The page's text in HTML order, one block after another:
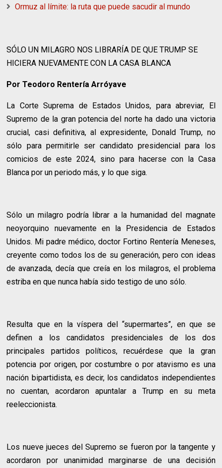
Ormuz al límite: la ruta que puede sacudir al mundo
SÓLO UN MILAGRO NOS LIBRARÍA DE QUE TRUMP SE
HICIERA NUEVAMENTE CON LA CASA BLANCA
Por Teodoro Rentería Arróyave
La Corte Suprema de Estados Unidos, para abreviar, El
Supremo de la gran potencia del norte ha dado una victoria
crucial, casi definitiva, al expresidente, Donald Trump, no
sólo para permitirle ser candidato presidencial para los
comicios de este 2024, sino para hacerse con la Casa
Blanca por un periodo más, y lo que siga.
Sólo un milagro podría librar a la humanidad del magnate
neoyorquino nuevamente en la Presidencia de Estados
Unidos. Mi padre médico, doctor Fortino Rentería Meneses,
creyente como todos los de su generación, pero con ideas
de avanzada, decía que creía en los milagros, el problema
estriba en que nunca había sido testigo de uno sólo.
Resulta que en la víspera del “supermartes”, en que se
definen a los candidatos presidenciales de los dos
principales partidos políticos, recuérdese que la gran
potencia por origen, por costumbre o por atavismo es una
nación bipartidista, es decir, los candidatos independientes
no cuentan, acordaron apuntalar a Trump en su meta
reeleccionista.
Los nueve jueces del Supremo se fueron por la tangente y
acordaron por unanimidad marginarse de una decisión